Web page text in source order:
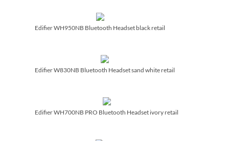
Edifier WH950NB Bluetooth Headset black retail
Edifier W830NB Bluetooth Headset sand white retail
Edifier WH700NB PRO Bluetooth Headset ivory retail